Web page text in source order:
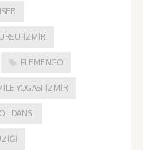
İZMIR
FLEMENGO
YOGASI İZMIR
DANSI